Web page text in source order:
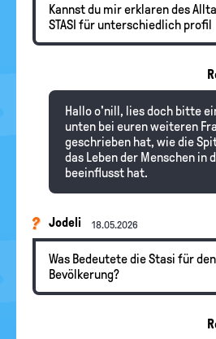
Kannst du mir erklaren des
STASI für unterschiedlich profil
Hallo o'nill, lies doch bitte
unten bei euren weiteren
geschrieben hat, wie die
das Leben der Menschen in
beeinflusst hat.
Jodeli 18.05.2026
Was Bedeutete die Stasi für
Bevölkerung?